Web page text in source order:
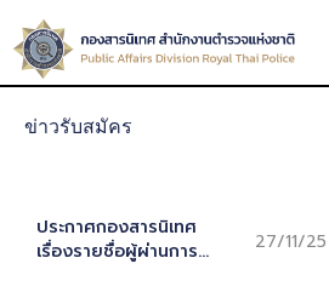
to
content
ข่าวรับสมัคร
ประกาศกองสารนิเทศ
เรื่องรายชื่อผู้ผ่านการ
27/11/25